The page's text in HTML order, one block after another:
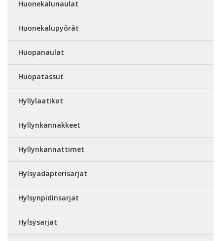
Huonekalunaulat
Huonekalupyörät
Huopanaulat
Huopatassut
Hyllylaatikot
Hyllynkannakkeet
Hyllynkannattimet
Hylsyadapterisarjat
Hylsynpidinsarjat
Hylsysarjat